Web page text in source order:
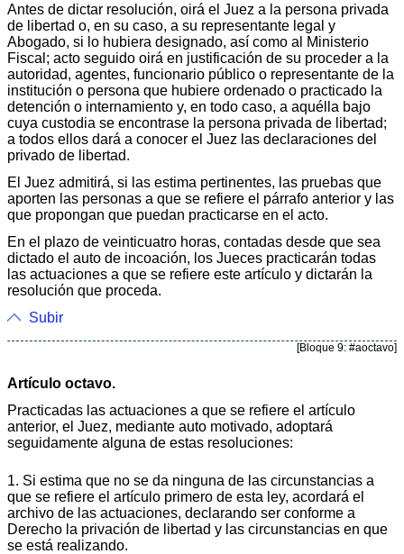
Antes de dictar resolución, oirá el Juez a la persona privada
de libertad o, en su caso, a su representante legal y
Abogado, si lo hubiera designado, así como al Ministerio
Fiscal; acto seguido oirá en justificación de su proceder a la
autoridad, agentes, funcionario público o representante de la
institución o persona que hubiere ordenado o practicado la
detención o internamiento y, en todo caso, a aquélla bajo
cuya custodia se encontrase la persona privada de libertad;
a todos ellos dará a conocer el Juez las declaraciones del
privado de libertad.
El Juez admitirá, si las estima pertinentes, las pruebas que
aporten las personas a que se refiere el párrafo anterior y las
que propongan que puedan practicarse en el acto.
En el plazo de veinticuatro horas, contadas desde que sea
dictado el auto de incoación, los Jueces practicarán todas
las actuaciones a que se refiere este artículo y dictarán la
resolución que proceda.
Subir
[Bloque 9: #aoctavo]
Artículo octavo.
Practicadas las actuaciones a que se refiere el artículo
anterior, el Juez, mediante auto motivado, adoptará
seguidamente alguna de estas resoluciones:
1. Si estima que no se da ninguna de las circunstancias a
que se refiere el artículo primero de esta ley, acordará el
archivo de las actuaciones, declarando ser conforme a
Derecho la privación de libertad y las circunstancias en que
se está realizando.